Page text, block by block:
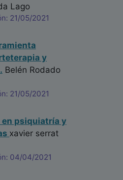
Lago
21/05/2021
y
Belén Rodado
21/05/2021
psiquiatría y
xavier serrat
04/04/2021